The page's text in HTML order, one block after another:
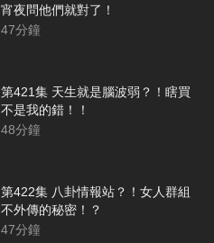
宵夜問他們就對了！
47分鐘
第421集 天生就是腦波弱？！瞎買
不是我的錯！！
48分鐘
第422集 八卦情報站？！女人群組
不外傳的秘密！？
47分鐘